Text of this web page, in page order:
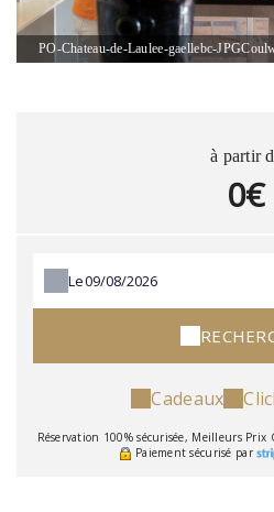
PO-Chateau-de-Laulee-gaellebc-
à partir
0€
Le
Cadeaux
Réservation 100% sécurisée, Meilleurs
Paiement sécurisé par